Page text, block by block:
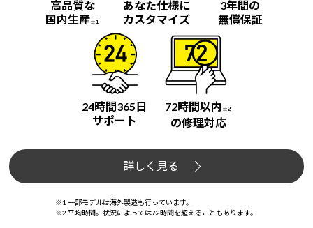
高品質な
国内生産※1
あなた仕様に
カスタマイズ
3年間の
無償保証
24時間365日
サポート
72時間以内 ※2
の修理対応
詳しく見る
※1 一部モデルは海外製造も行っています。
※2 平均時間。状況によっては72時間を超えることもあります。